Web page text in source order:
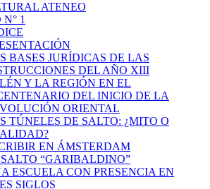
ATENEO
1
BASES JURÍDICAS DE LAS
DEL AÑO XIII
Y LA REGIÓN EN EL
DEL INICIO DE LA
ORIENTAL
TÚNELES DE SALTO: ¿MITO O
EN ÁMSTERDAM
“GARIBALDINO”
ESCUELA CON PRESENCIA EN
SIGLOS